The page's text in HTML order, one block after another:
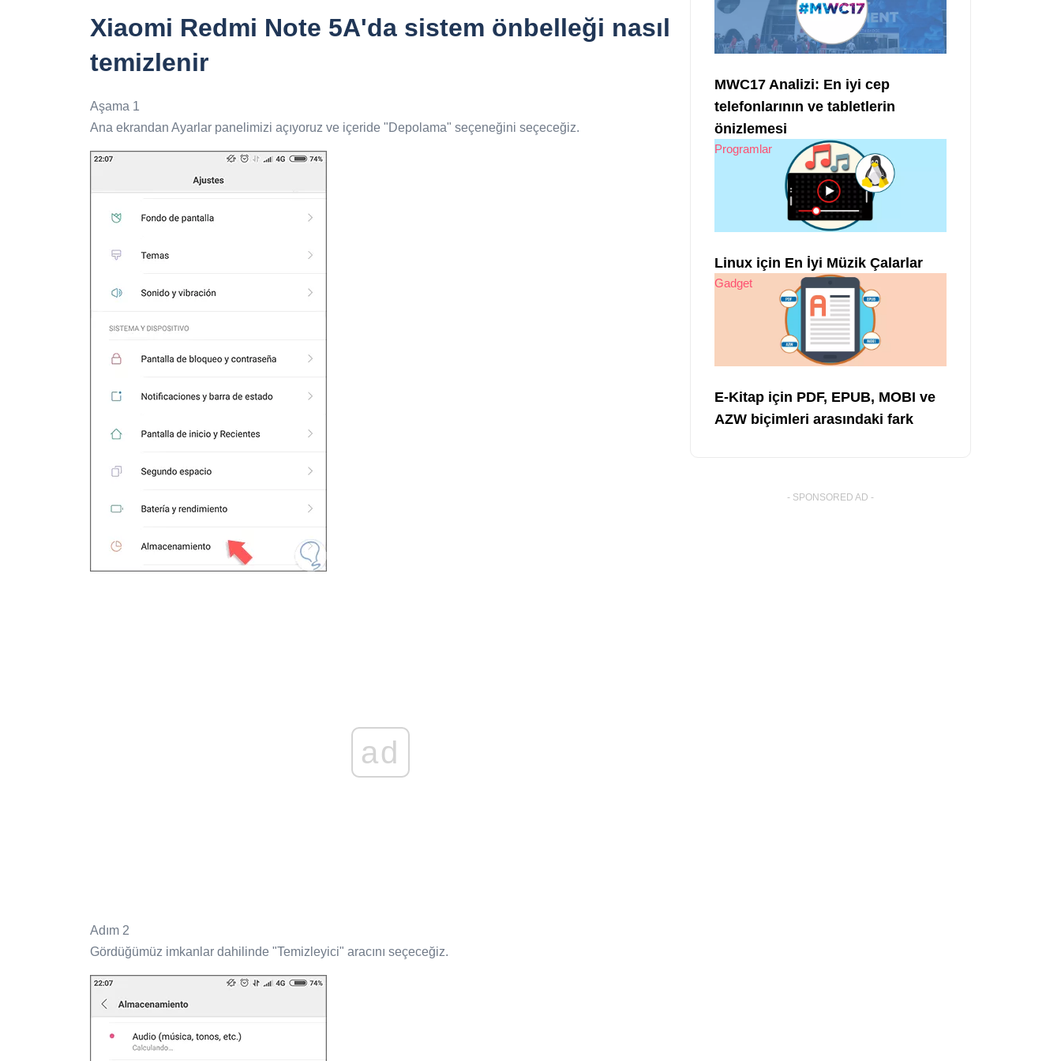
Xiaomi Redmi Note 5A'da sistem önbelleği nasıl
temizlenir
Aşama 1
Ana ekrandan Ayarlar panelimizi açıyoruz ve içeride "Depolama" seçeneğini seçeceğiz.
ad
Adım 2
Gördüğümüz imkanlar dahilinde "Temizleyici" aracını seçeceğiz.
MWC17 Analizi: En iyi cep
telefonlarının ve tabletlerin
önizlemesi
Programlar
Linux için En İyi Müzik Çalarlar
Gadget
E-Kitap için PDF, EPUB, MOBI ve
AZW biçimleri arasındaki fark
- SPONSORED AD -